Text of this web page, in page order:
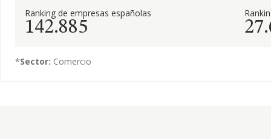
Ranking de empresas españolas
142.885
*Sector: Comercio